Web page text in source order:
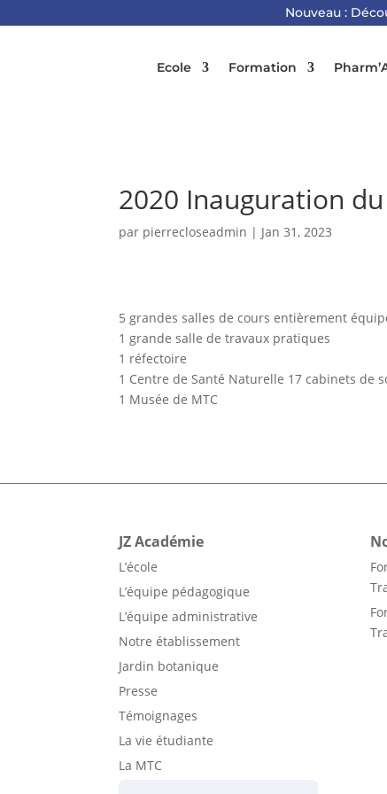
Nouveau :
Ecole Formation
2020 Inauguration
par pierrecloseadmin | Jan 31, 2023
5 grandes salles de cours entièrement
1 grande salle de travaux pratiques
1 réfectoire
1 Centre de Santé Naturelle 17 cabinets de
1 Musée de MTC
JZ Académie
L’école
L’équipe pédagogique
L’équipe administrative
Notre établissement
Jardin botanique
Presse
Témoignages
La vie étudiante
La MTC